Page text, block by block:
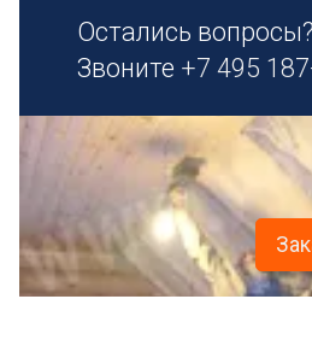
Остались вопросы?
Звоните +7 495